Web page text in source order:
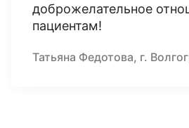
доброжелательное
пациентам!
Татьяна Федотова, г.